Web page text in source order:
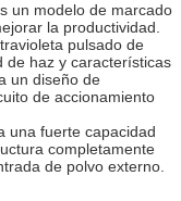
un modelo de marcado
la productividad.
pulsado de
de haz y características
un diseño de
de accionamiento
una fuerte capacidad
completamente
de polvo externo.